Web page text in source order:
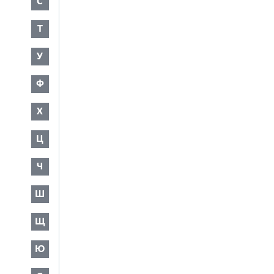
Т
У
Ф
Х
Ц
Ч
Ш
Щ
Ю